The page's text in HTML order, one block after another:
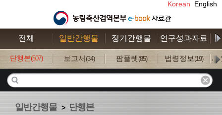
Korean English
전체 일반간행물 정기간행물 연구성과자료
단행본(507) 보고서 (34) 팜플렛 (85) 법령정보(19) 사
일반간행물 > 단행본